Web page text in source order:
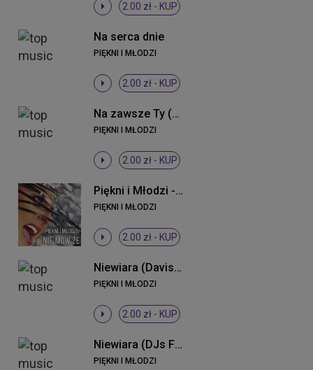
2.00 zł - KUP
Na serca dnie
PIĘKNI I MŁODZI
2.00 zł - KUP
Na zawsze Ty (Radio Edit)
PIĘKNI I MŁODZI
2.00 zł - KUP
Piękni i Młodzi - Nie mów że (Radio Edit)
PIĘKNI I MŁODZI
2.00 zł - KUP
Niewiara (Davis Remix)
PIĘKNI I MŁODZI
2.00 zł - KUP
Niewiara (DJs From Lukow Remix)
PIĘKNI I MŁODZI